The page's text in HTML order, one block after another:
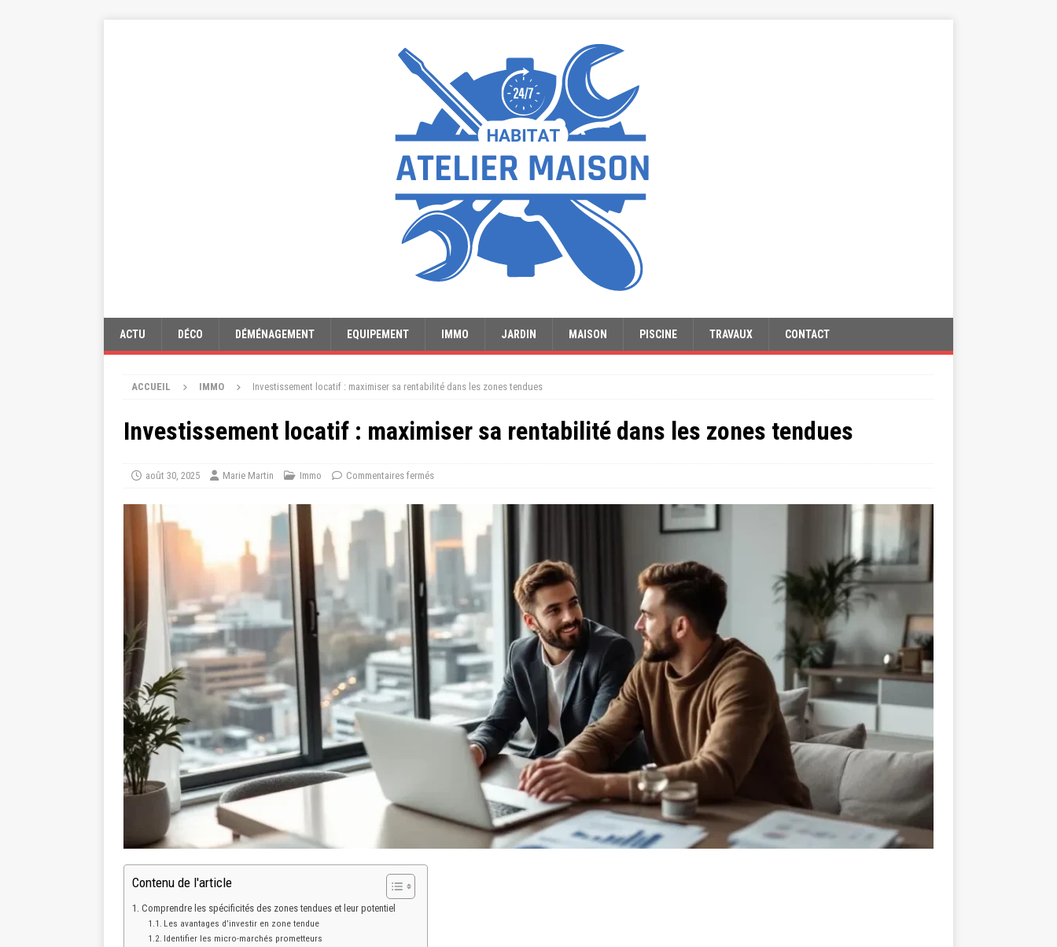
ACTU DÉCO DÉMÉNAGEMENT EQUIPEMENT IMMO JARDIN MAISON PISCINE TRAVAUX CONTACT
ACCUEIL IMMO Investissement locatif : maximiser sa rentabilité dans les zones tendues
Investissement locatif : maximiser sa rentabilité dans les zones tendues
août 30, 2025 Marie Martin Immo Commentaires fermés
Contenu de l'article
Comprendre les spécificités des zones tendues et leur potentiel
Les avantages d’investir en zone tendue
Identifier les micro-marchés prometteurs